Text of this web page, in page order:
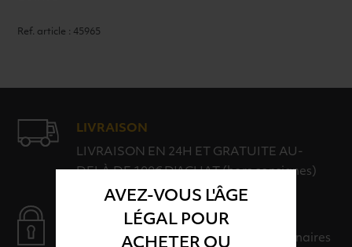
AVEZ-VOUS L'ÂGE
LÉGAL POUR
ACHETER OU
Ref. article : 45965
LIVRAISON
LIVRAISON EN 24H ET GRATUITE AU-
DELÀ DE 100€ D'ACHAT (hors consignes)
PAIEMENT SÉCURISÉ
Payer en toute sérénité avec nos partenaires